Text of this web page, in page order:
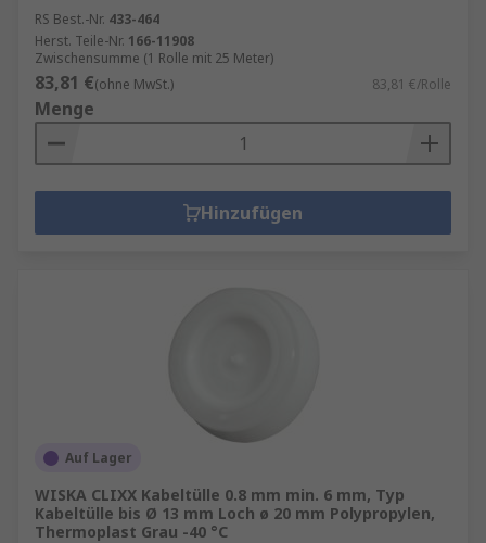
RS Best.-Nr. 433-464
Herst. Teile-Nr. 166-11908
Zwischensumme (1 Rolle mit 25 Meter)
83,81 €(ohne MwSt.) 83,81 €/Rolle
Menge
Hinzufügen
Auf Lager
WISKA CLIXX Kabeltülle 0.8 mm min. 6 mm, Typ
Kabeltülle bis Ø 13 mm Loch ø 20 mm Polypropylen,
Thermoplast Grau -40 °C